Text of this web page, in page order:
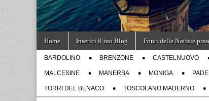
Main
menu
content
Home Inserici il tuo Blog Fonti delle Notizie
SubBARDOLINO BRENZONE CASTELNUOVO
MALCESINE MANERBA MONIGA
TORRI DEL BENACO TOSCOLANO MADERNO